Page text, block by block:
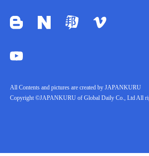
All Contents and pictures are created by JAPANKURU
Copyright ©JAPANKURU of Global Daily Co., Ltd All